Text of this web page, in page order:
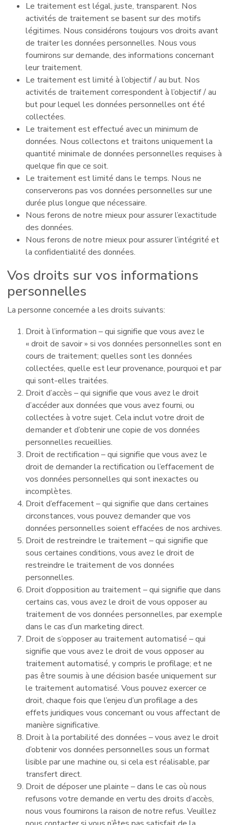
Le traitement est légal, juste, transparent. Nos
activités de traitement se basent sur des motifs
légitimes. Nous considérons toujours vos droits avant
de traiter les données personnelles. Nous vous
fournirons sur demande, des informations concernant
leur traitement.
Le traitement est limité à l’objectif / au but. Nos
activités de traitement correspondent à l’objectif / au
but pour lequel les données personnelles ont été
collectées.
Le traitement est effectué avec un minimum de
données. Nous collectons et traitons uniquement la
quantité minimale de données personnelles requises à
quelque fin que ce soit.
Le traitement est limité dans le temps. Nous ne
conserverons pas vos données personnelles sur une
durée plus longue que nécessaire.
Nous ferons de notre mieux pour assurer l’exactitude
des données.
Nous ferons de notre mieux pour assurer l’intégrité et
la confidentialité des données.
Vos droits sur vos informations
personnelles
La personne concernée a les droits suivants:
Droit à l’information – qui signifie que vous avez le
« droit de savoir » si vos données personnelles sont en
cours de traitement; quelles sont les données
collectées, quelle est leur provenance, pourquoi et par
qui sont-elles traitées.
Droit d’accès – qui signifie que vous avez le droit
d’accéder aux données que vous avez fourni, ou
collectées à votre sujet. Cela inclut votre droit de
demander et d’obtenir une copie de vos données
personnelles recueillies.
Droit de rectification – qui signifie que vous avez le
droit de demander la rectification ou l’effacement de
vos données personnelles qui sont inexactes ou
incomplètes.
Droit d’effacement – qui signifie que dans certaines
circonstances, vous pouvez demander que vos
données personnelles soient effacées de nos archives.
Droit de restreindre le traitement – qui signifie que
sous certaines conditions, vous avez le droit de
restreindre le traitement de vos données
personnelles.
Droit d’opposition au traitement – qui signifie que dans
certains cas, vous avez le droit de vous opposer au
traitement de vos données personnelles, par exemple
dans le cas d’un marketing direct.
Droit de s’opposer au traitement automatisé – qui
signifie que vous avez le droit de vous opposer au
traitement automatisé, y compris le profilage; et ne
pas être soumis à une décision basée uniquement sur
le traitement automatisé. Vous pouvez exercer ce
droit, chaque fois que l’enjeu d’un profilage a des
effets juridiques vous concernant ou vous affectant de
manière significative.
Droit à la portabilité des données – vous avez le droit
d’obtenir vos données personnelles sous un format
lisible par une machine ou, si cela est réalisable, par
transfert direct.
Droit de déposer une plainte – dans le cas où nous
refusons votre demande en vertu des droits d’accès,
nous vous fournirons la raison de notre refus. Veuillez